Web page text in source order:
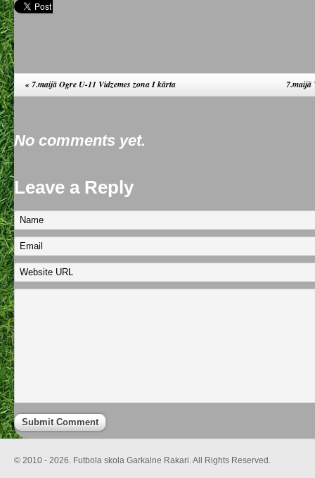
«7.maijā Ogre U-11 Vidzemes zona I kārta 7.maijā
No comments yet.
Leave a Reply
© 2010 - 2026. Futbola skola Garkalne Rakari. All Rights Reserved.